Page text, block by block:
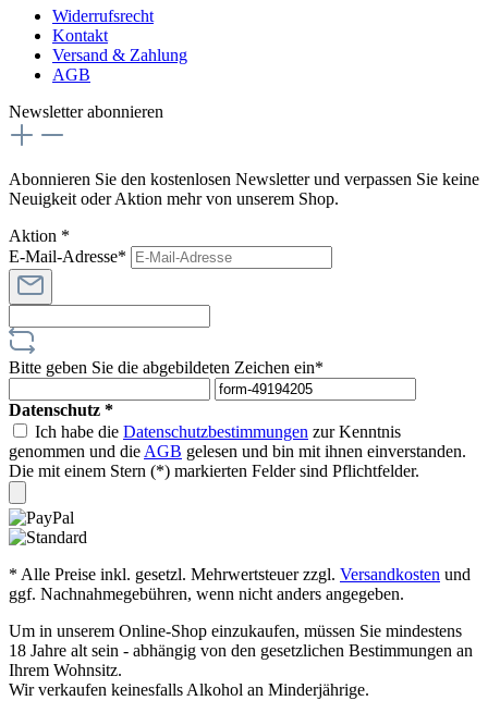
Widerrufsrecht
Kontakt
Versand & Zahlung
AGB
Newsletter abonnieren
Abonnieren Sie den kostenlosen Newsletter und verpassen Sie keine
Neuigkeit oder Aktion mehr von unserem Shop.
Aktion *
E-Mail-Adresse*
Bitte geben Sie die abgebildeten Zeichen ein*
Datenschutz *
Ich habe die Datenschutzbestimmungen zur Kenntnis
genommen und die AGB gelesen und bin mit ihnen einverstanden.
Die mit einem Stern (*) markierten Felder sind Pflichtfelder.
* Alle Preise inkl. gesetzl. Mehrwertsteuer zzgl. Versandkosten und
ggf. Nachnahmegebühren, wenn nicht anders angegeben.
Um in unserem Online-Shop einzukaufen, müssen Sie mindestens
18 Jahre alt sein - abhängig von den gesetzlichen Bestimmungen an
Ihrem Wohnsitz.
Wir verkaufen keinesfalls Alkohol an Minderjährige.